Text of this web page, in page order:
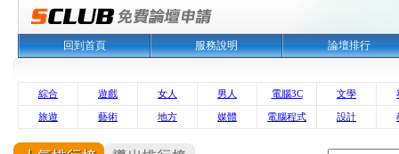
回到首頁 服務說明 論壇排行
綜合 遊戲 女人 男人 電腦3C 文學
旅遊 藝術 地方 媒體 電腦程式 設計